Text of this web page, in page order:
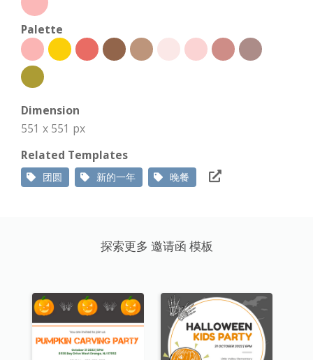
Palette
Dimension
551 x 551 px
Related Templates
团圆 新的一年 晚餐
探索更多 邀请函 模板